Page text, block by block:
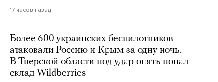
17 часов назад
Более 600 украинских беспилотников
атаковали Россию и Крым за одну ночь.
В Тверской области под удар опять попал
склад Wildberries